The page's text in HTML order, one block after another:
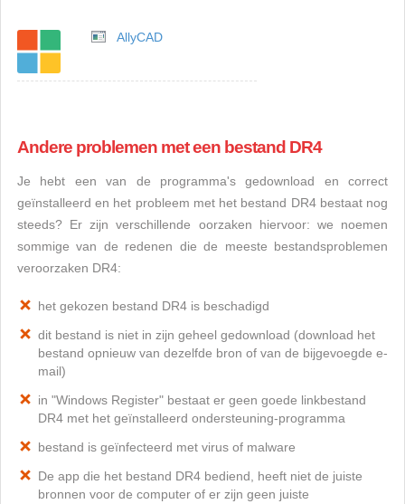
AllyCAD
Andere problemen met een bestand DR4
Je hebt een van de programma's gedownload en correct
geïnstalleerd en het probleem met het bestand DR4 bestaat nog
steeds? Er zijn verschillende oorzaken hiervoor: we noemen
sommige van de redenen die de meeste bestandsproblemen
veroorzaken DR4:
het gekozen bestand DR4 is beschadigd
dit bestand is niet in zijn geheel gedownload (download het
bestand opnieuw van dezelfde bron of van de bijgevoegde e-
mail)
in "Windows Register" bestaat er geen goede linkbestand
DR4 met het geïnstalleerd ondersteuning-programma
bestand is geïnfecteerd met virus of malware
De app die het bestand DR4 bediend, heeft niet de juiste
bronnen voor de computer of er zijn geen juiste